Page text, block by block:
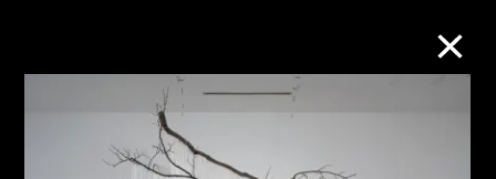
M+藏品